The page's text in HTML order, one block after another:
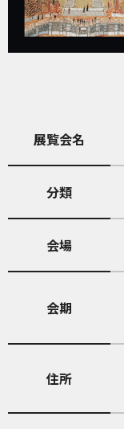
展覧会名
分類
会場
会期
住所